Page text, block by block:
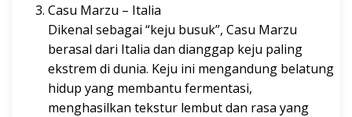
Casu Marzu – Italia
Dikenal sebagai “keju busuk”, Casu Marzu
berasal dari Italia dan dianggap keju paling
ekstrem di dunia. Keju ini mengandung belatung
hidup yang membantu fermentasi,
menghasilkan tekstur lembut dan rasa yang